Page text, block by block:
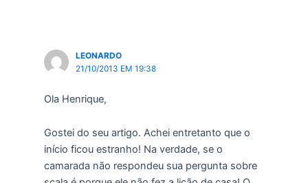
LEONARDO
21/10/2013 EM 19:38
Ola Henrique,
Gostei do seu artigo. Achei entretanto que o
início ficou estranho! Na verdade, se o
camarada não respondeu sua pergunta sobre